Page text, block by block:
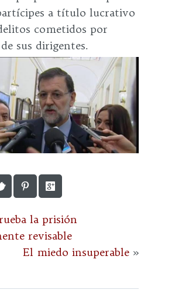
a título lucrativo
cometidos por
sus dirigentes.
la prisión
revisable
El miedo insuperable »